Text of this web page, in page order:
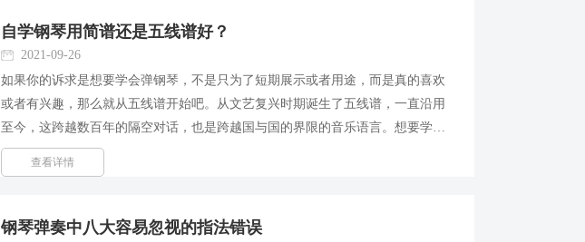
自学钢琴用简谱还是五线谱好？
2021-09-26
如果你的诉求是想要学会弹钢琴，不是只为了短期展示或者用途，而是真的喜欢
或者有兴趣，那么就从五线谱开始吧。从文艺复兴时期诞生了五线谱，一直沿用
至今，这跨越数百年的隔空对话，也是跨越国与国的界限的音乐语言。想要学习
钢琴，五线谱是不能越过的文明。并且，根据成人学生的学习状况来看，五线谱
也没有多难，通过一节课...
查看详情
钢琴弹奏中八大容易忽视的指法错误